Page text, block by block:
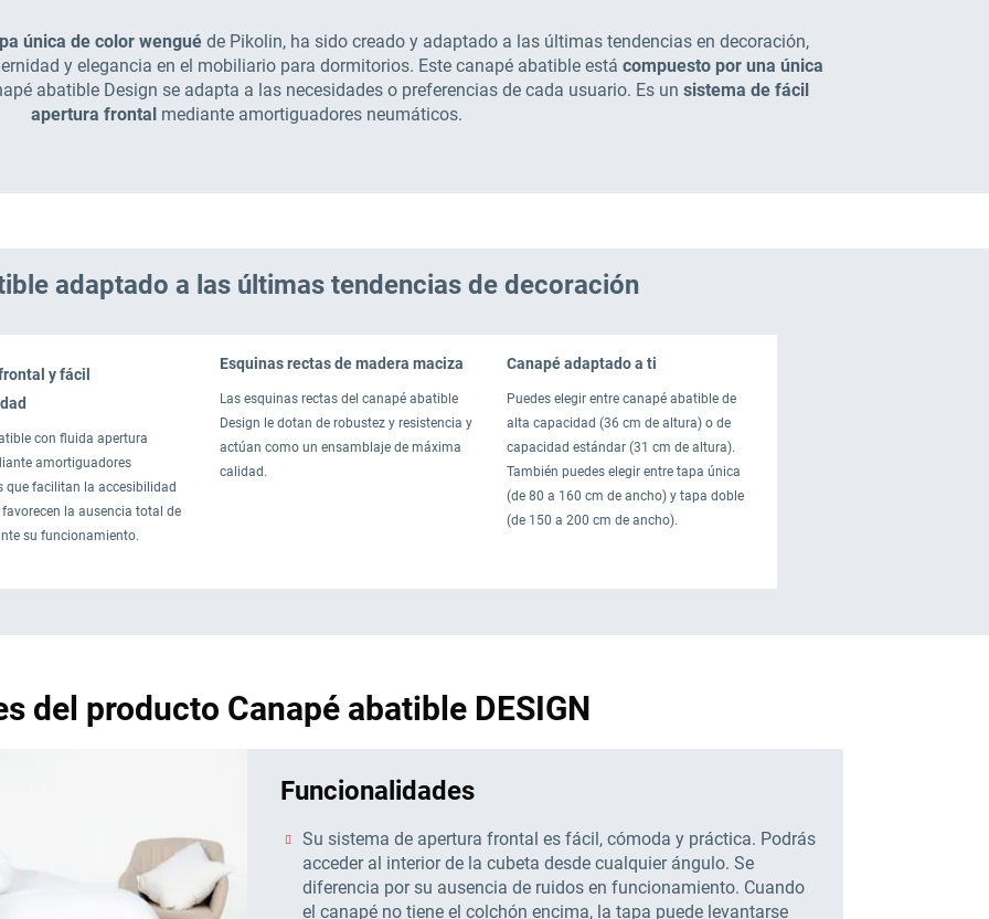
única de color wenguéde Pikolin, ha sido creado y adaptado a las últimas tendencias en decoración,
y elegancia en el mobiliario para dormitorios. Este canapé abatible está compuesto por una única
abatible Design se adapta a las necesidades o preferencias de cada usuario. Es un sistema de fácil
apertura frontal mediante amortiguadores neumáticos.
adaptado a las últimas tendencias de decoración
y fácil
con fluida apertura
amortiguadores
que facilitan la accesibilidad
la ausencia total de
su funcionamiento.
Esquinas rectas de madera maciza
Las esquinas rectas del canapé abatible
Design le dotan de robustez y resistencia y
actúan como un ensamblaje de máxima
calidad.
Canapé adaptado a ti
Puedes elegir entre canapé abatible de
alta capacidad (36 cm de altura) o de
capacidad estándar (31 cm de altura).
También puedes elegir entre tapa única
(de 80 a 160 cm de ancho) y tapa doble
(de 150 a 200 cm de ancho).
del producto Canapé abatible DESIGN
Funcionalidades
Su sistema de apertura frontal es fácil, cómoda y práctica. Podrás
acceder al interior de la cubeta desde cualquier ángulo. Se
diferencia por su ausencia de ruidos en funcionamiento. Cuando
el canapé no tiene el colchón encima, la tapa puede levantarse